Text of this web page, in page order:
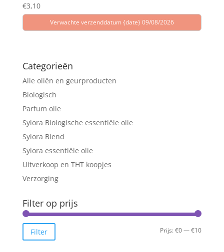
€3,10
Verwachte verzenddatum {date} 09/08/2026
Categorieën
Alle oliën en geurproducten
Biologisch
Parfum olie
Sylora Biologische essentiële olie
Sylora Blend
Sylora essentiële olie
Uitverkoop en THT koopjes
Verzorging
Filter op prijs
Min.
Max.
Filter Prijs:€0—€10